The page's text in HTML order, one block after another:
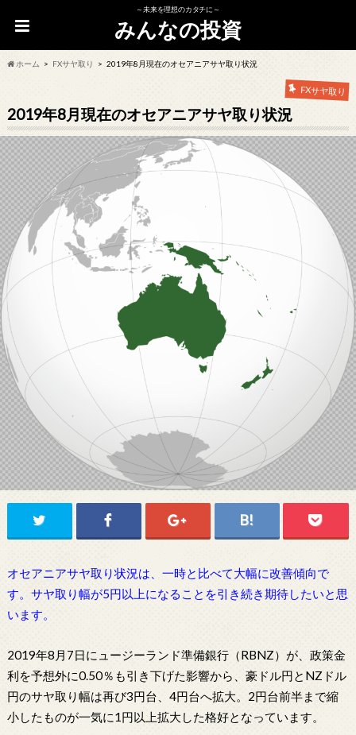
～未来を理想のカタチに～
みんなの投資
ホーム FXサヤ取り 2019年8月現在のオセアニアサヤ取り状況
FXサヤ取り
2019年8月現在のオセアニアサヤ取り状況
オセアニアサヤ取り状況は、一時と比べて大幅に改善傾向で
す。サヤ取り幅が5円以上になることを引き続き期待したいと思
います。
2019年8月7日にュージーランド準備銀行（RBNZ）が、政策金
利を予想外に0.50％も引き下げた影響から、豪ドル円とNZドル
円のサヤ取り幅は再び3円台、4円台へ拡大。2円台前半まで縮
小したものが一気に1円以上拡大した格好となっています。